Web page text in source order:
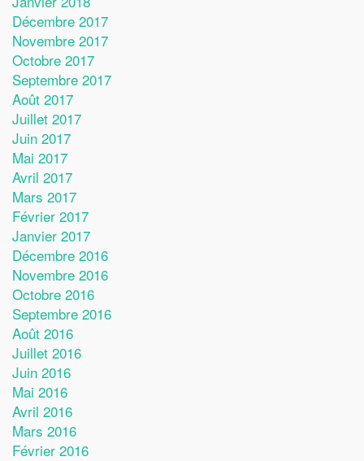
Décembre 2017
Novembre 2017
Octobre 2017
Septembre 2017
Août 2017
Juillet 2017
Juin 2017
Mai 2017
Avril 2017
Mars 2017
Février 2017
Janvier 2017
Décembre 2016
Novembre 2016
Octobre 2016
Septembre 2016
Août 2016
Juillet 2016
Juin 2016
Mai 2016
Avril 2016
Mars 2016
Février 2016